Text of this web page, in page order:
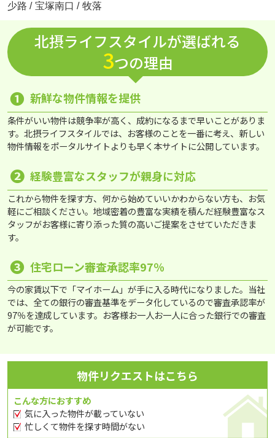
少路 / 宝塚南口 / 牧落
北摂ライフスタイルが選ばれる
3つの理由
❶ 新鮮な物件情報を提供
条件がいい物件は競争率が高く、成約になるまで早いことがありま
す。北摂ライフスタイルでは、お客様のことを一番に考え、新しい
物件情報をポータルサイトよりも早く本サイトに公開しています。
❷ 経験豊富なスタッフが親身に対応
これから物件を探す方、何から始めていいかわからない方も、お気
軽にご相談ください。地域密着の豊富な実績を積んだ経験豊富なス
タッフがお客様に寄り添った質の高いご提案をさせていただきま
す。
❸ 住宅ローン審査承認率97％
今の家賃以下で「マイホーム」が手に入る時代になりました。当社
では、全ての銀行の審査基準をデータ化しているので審査承認率が
97％を達成しています。お客様お一人お一人に合った銀行での審査
が可能です。
物件リクエストはこちら
こんな方におすすめ
気に入った物件が載っていない
忙しくて物件を探す時間がない